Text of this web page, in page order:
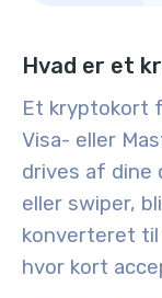
Hvad er et
Et kryptokort
Visa- eller
drives af dine
eller swiper,
konverteret til
hvor kort